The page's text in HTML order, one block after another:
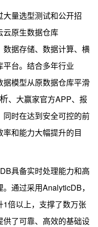
量选型测试和公开招
云原生数据仓库
据存储、数据计算、横
台。结合多年行业
模型从原数据仓库平滑
、大赢家官方APP、报
时在达到安全可控的前
和能力大幅提升的目
具备实时处理能力和高
通过采用AnalyticDB，
倍以上，支撑了数万张
了可靠、高效的基础设